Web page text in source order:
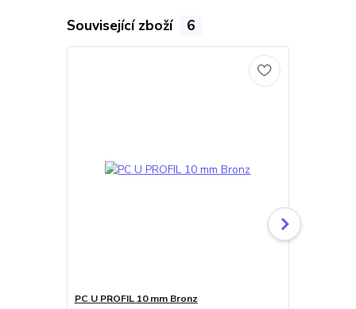
Související zboží 6
PC U PROFIL 10 mm Bronz